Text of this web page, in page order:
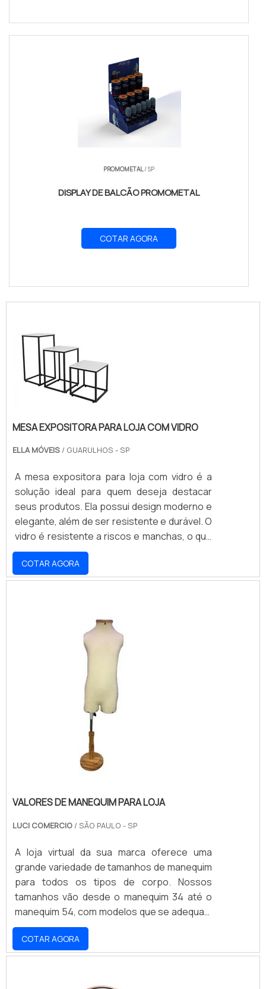
PROMOMETAL/ SP
DISPLAY DE BALCÃO PROMOMETAL
COTAR AGORA
MESA EXPOSITORA PARA LOJA COM VIDRO
ELLA MÓVEIS / GUARULHOS - SP
A mesa expositora para loja com vidro é a
solução ideal para quem deseja destacar
seus produtos. Ela possui design moderno e
elegante, além de ser resistente e durável. O
vidro é resistente a riscos e manchas, o que
garante a durabilidade da mesa. Além disso,
ela é fácil de limpar e manter. A mesa
expositora para loja com vidro é a escolha
experiência de compra única.
COTAR AGORA
VALORES DE MANEQUIM PARA LOJA
LUCI COMERCIO / SÃO PAULO - SP
A loja virtual da sua marca oferece uma
grande variedade de tamanhos de manequim
para todos os tipos de corpo. Nossos
tamanhos vão desde o manequim 34 até o
manequim 54, com modelos que se adequam
a todos os estilos e ocasiões. Nossos
produtos são fabricados com materiais de
alta qualidade e resistência, garantindo
oportunidade de encontrar o manequim ideal
COTAR AGORA